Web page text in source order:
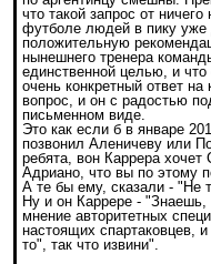
что такой запрос от
футболе людей в пику
положительную
нынешнего тренера
единственной целью, и что
очень конкретный ответ на
вопрос, и он с радостью
письменном виде.
Это как если б в январе
позвонил Аленичеву или
ребята, вон Каррера хочет
Адриано, что вы по этому
А те бы ему, сказали - "Не
Ну и он Каррере -
мнение авторитетных
настоящих спартаковцев,
то", так что извини".